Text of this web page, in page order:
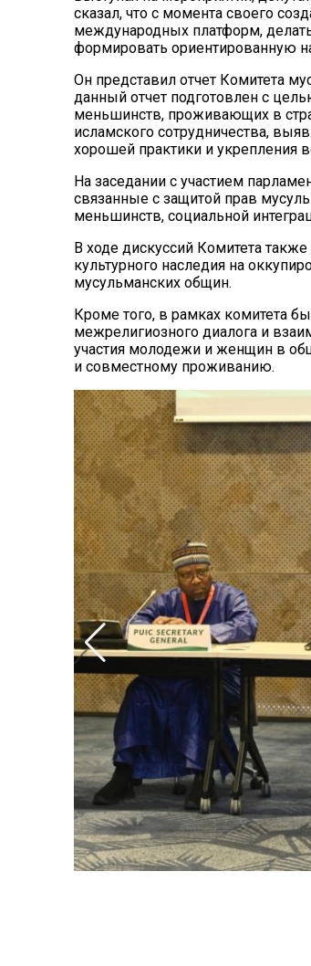
сказал, что с момента своего
международных платформ,
формировать ориентированную
Он представил отчет Комитета
данный отчет подготовлен с
меньшинств, проживающих в
исламского сотрудничества,
хорошей практики и укрепления
На заседании с участием
связанные с защитой прав
меньшинств, социальной
В ходе дискуссий Комитета
культурного наследия на
мусульманских общин.
Кроме того, в рамках комитета
межрелигиозного диалога и
участия молодежи и женщин в
и совместному проживанию.